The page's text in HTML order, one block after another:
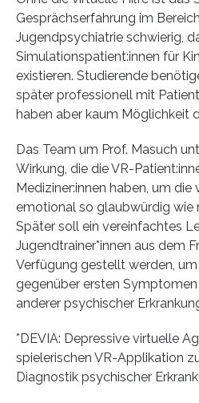
Gesprächserfahrung im
Jugendpsychiatrie schwierig,
Simulationspatient:innen für
existieren. Studierende
später professionell mit
haben aber kaum Möglichkeit
Das Team um Prof. Masuch
Wirkung, die die VR-
Mediziner:innen haben, um die
emotional so glaubwürdig wie
Später soll ein vereinfachtes
Jugendtrainer*innen aus dem
Verfügung gestellt werden,
gegenüber ersten
anderer psychischer
*DEVIA: Depressive virtuelle
spielerischen VR-Applikation
Diagnostik psychischer